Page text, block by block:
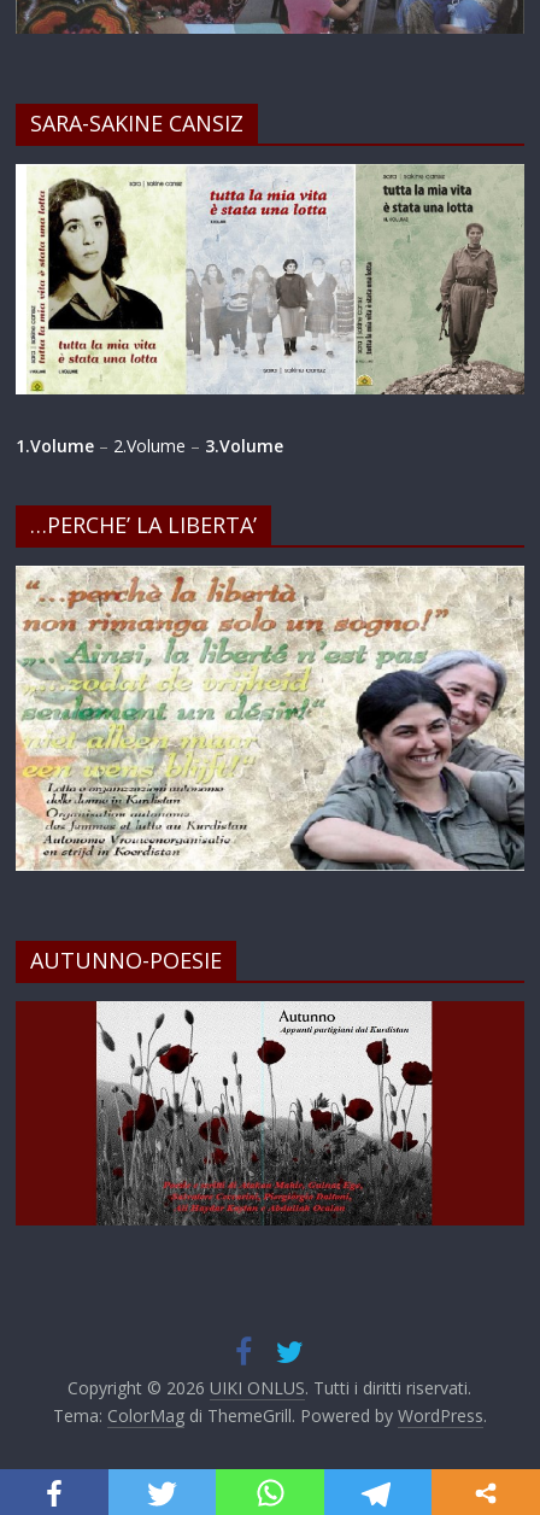
SARA-SAKINE CANSIZ
1.Volume – 2.Volume – 3.Volume
…PERCHE’ LA LIBERTA’
AUTUNNO-POESIE
Copyright © 2026 UIKI ONLUS. Tutti i diritti riservati.
Tema: ColorMagdi ThemeGrill. Powered by WordPress.